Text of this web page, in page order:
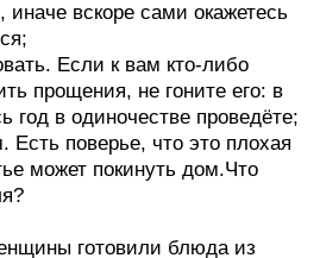
вскоре сами окажетесь
Если к вам кто-либо
прощения, не гоните его: в
год в одиночестве проведёте;
Есть поверье, что это плохая
может покинуть дом.Что
готовили блюда из